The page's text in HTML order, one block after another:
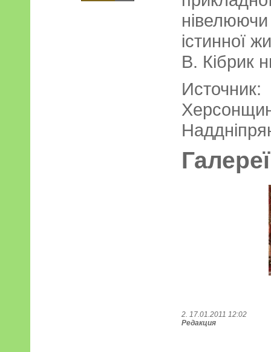
істинної
В. Кібрик
Галереї
2. 17.01.2011 12:02
Редакция